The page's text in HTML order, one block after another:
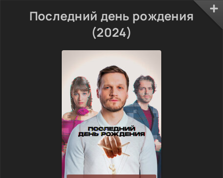
Последний день рождения
(2024)